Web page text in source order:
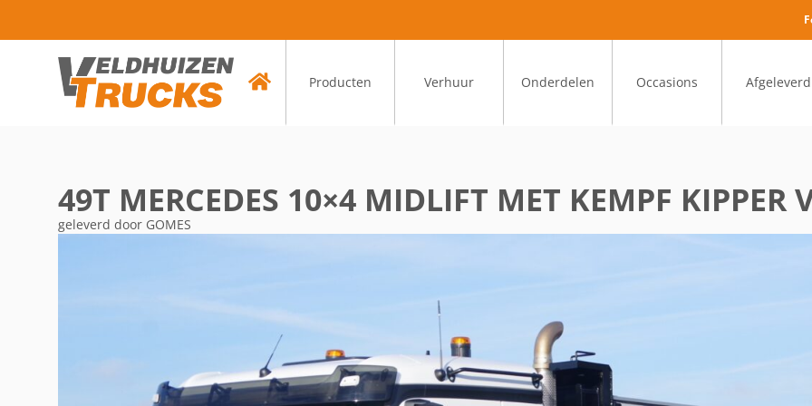
Producten Verhuur Onderdelen Occasions Afgeleverd
49T MERCEDES 10×4 MIDLIFT MET KEMPF KIPPER
geleverd door GOMES